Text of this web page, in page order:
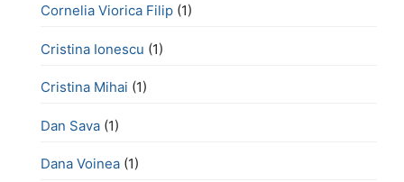
Cornelia Viorica Filip (1)
Cristina Ionescu (1)
Cristina Mihai (1)
Dan Sava (1)
Dana Voinea (1)